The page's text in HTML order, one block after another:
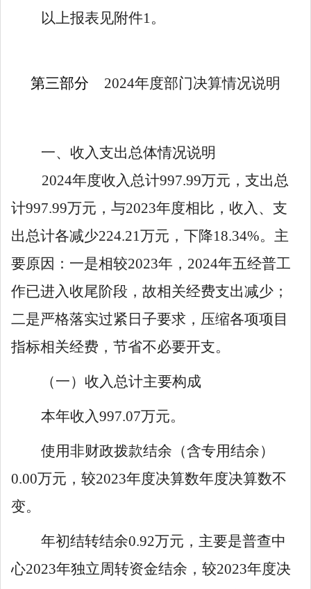
以上报表见附件1 。
第三部分 2024年度部门决算情况说明
一、收入支出总体情况说明
2024年度收入总计997.99万元，支出总
计997.99万元，与2023年度相比，收入、支
出总计各减少224.21万元，下降18.34%。主
要原因：一是相较2023年， 2024年五经普工
作已进入 收尾阶段，故相关经费支出减少；
二是严格落实过紧日子要求， 压缩各项项目
指标相关经费，节省不必要开支。
（一） 收入 总计主要构成
本年收入997.07万元。
使用非财政拨款结余（含专用结余）
0.00万元，较2023年度决算数年度决算数不
变。
年初结转结余0.92万元，主要是普查中
心2023年独立周转资金结余 ，较2023年度决